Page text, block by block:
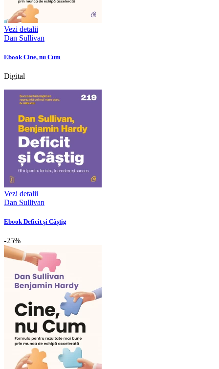
Vezi detalii
Dan Sullivan
Ebook Cine, nu Cum
Digital
Vezi detalii
Dan Sullivan
Ebook Deficit și Câștig
-25%